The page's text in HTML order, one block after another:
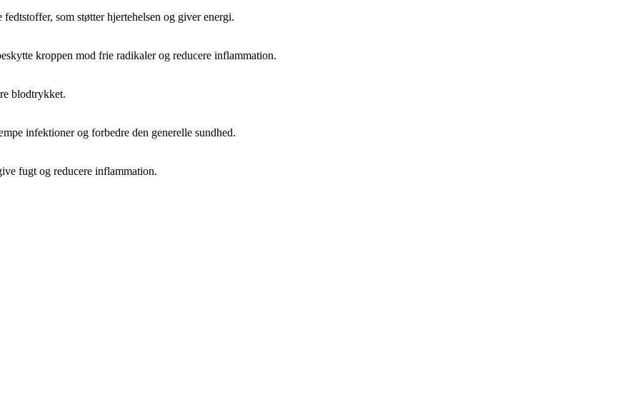
som støtter hjertehelsen og giver energi.
kroppen mod frie radikaler og reducere inflammation.
blodtrykket.
infektioner og forbedre den generelle sundhed.
fugt og reducere inflammation.